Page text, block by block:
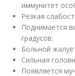
иммунитет
Резкая
Поднимается
градусов;
Больной
Сильная
Появляется